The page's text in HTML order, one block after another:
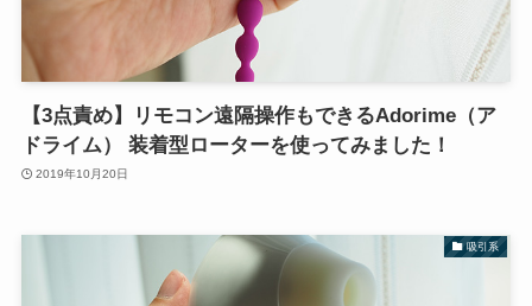
【3点責め】リモコン遠隔操作もできるAdorime（ア
ドライム） 装着型ローターを使ってみました！
2019年10月20日
吸引系